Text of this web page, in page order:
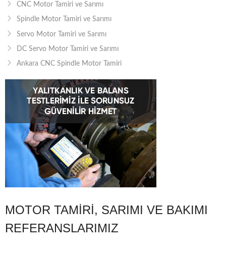
CNC Motor Tamiri ve Sarımı
Spindle Motor Tamiri ve Sarımı
Servo Motor Tamiri ve Sarımı
DC Servo Motor Tamiri ve Sarımı
Ankara CNC Spindle Motor Tamiri
MOTOR TAMIRI, SARIMI VE BAKIMI
REFERANSLARIMIZ